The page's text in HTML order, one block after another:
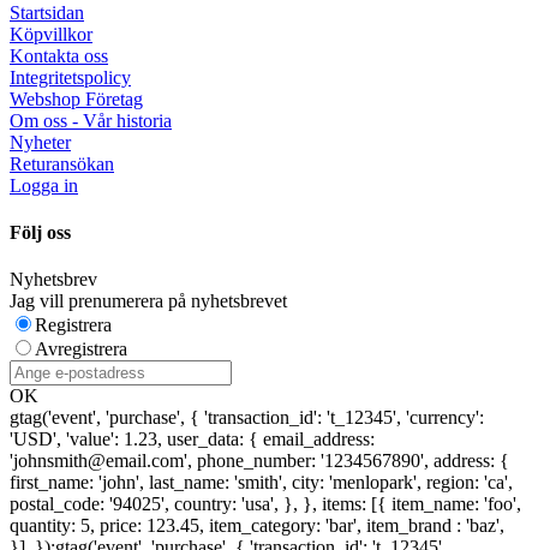
Startsidan
Köpvillkor
Kontakta oss
Integritetspolicy
Webshop Företag
Om oss - Vår historia
Nyheter
Returansökan
Logga in
Följ oss
Nyhetsbrev
Jag vill prenumerera på nyhetsbrevet
Registrera
Avregistrera
OK
gtag('event', 'purchase', { 'transaction_id': 't_12345', 'currency':
'USD', 'value': 1.23, user_data: { email_address:
'johnsmith@email.com', phone_number: '1234567890', address: {
first_name: 'john', last_name: 'smith', city: 'menlopark', region: 'ca',
postal_code: '94025', country: 'usa', }, }, items: [{ item_name: 'foo',
quantity: 5, price: 123.45, item_category: 'bar', item_brand : 'baz',